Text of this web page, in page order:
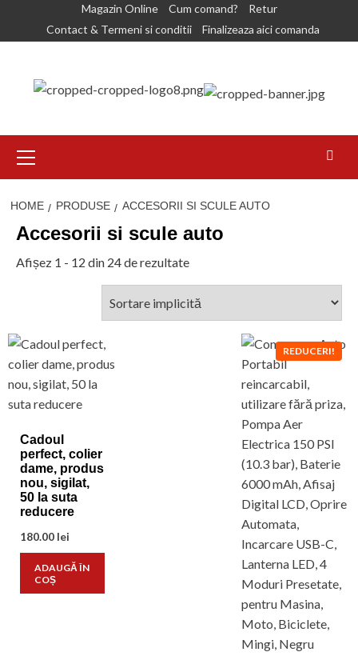
Magazin Online Cum comand?
Retur
Contact & Termeni si conditii
Finalizeaza aici comanda
Menu
HOME PRODUSE ACCESORII SI SCULE AUTO
Accesorii si scule auto
Afișez 1 - 12 din 24 de rezultate
Cadoul
perfect, colier
dame, produs
nou, sigilat,
50 la suta
reducere
180.00 lei
ADAUGĂ ÎN
COȘ
REDUCERI!